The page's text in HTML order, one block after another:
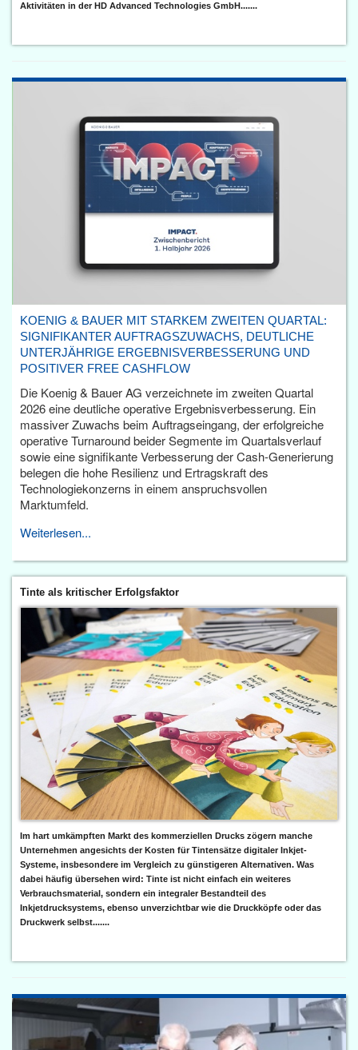
Aktivitäten in der HD Advanced Technologies GmbH.......
KOENIG & BAUER MIT STARKEM ZWEITEN QUARTAL:
SIGNIFIKANTER AUFTRAGSZUWACHS, DEUTLICHE
UNTERJÄHRIGE ERGEBNISVERBESSERUNG UND
POSITIVER FREE CASHFLOW
Die Koenig & Bauer AG verzeichnete im zweiten Quartal
2026 eine deutliche operative Ergebnisverbesserung. Ein
massiver Zuwachs beim Auftragseingang, der erfolgreiche
operative Turnaround beider Segmente im Quartalsverlauf
sowie eine signifikante Verbesserung der Cash-Generierung
belegen die hohe Resilienz und Ertragskraft des
Technologiekonzerns in einem anspruchsvollen
Marktumfeld.
Weiterlesen...
Tinte als kritischer Erfolgsfaktor
Im hart umkämpften Markt des kommerziellen Drucks zögern manche
Unternehmen angesichts der Kosten für Tintensätze digitaler Inkjet-
Systeme, insbesondere im Vergleich zu günstigeren Alternativen. Was
dabei häufig übersehen wird: Tinte ist nicht einfach ein weiteres
Verbrauchsmaterial, sondern ein integraler Bestandteil des
Inkjetdrucksystems, ebenso unverzichtbar wie die Druckköpfe oder das
Druckwerk selbst.......